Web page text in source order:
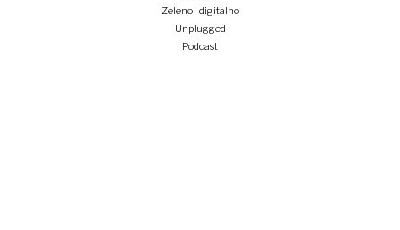
Zeleno i digitalno
Unplugged
Podcast